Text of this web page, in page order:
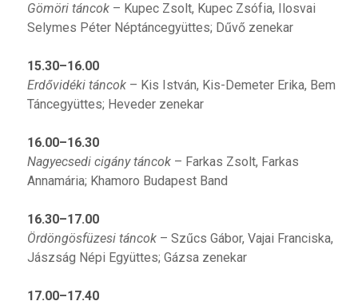
Gömöri táncok– Kupec Zsolt, Kupec Zsófia, Ilosvai
Selymes Péter Néptáncegyüttes; Dűvő zenekar
15.30–16.00
Erdővidéki táncok– Kis István, Kis-Demeter Erika, Bem
Táncegyüttes; Heveder zenekar
16.00–16.30
Nagyecsedi cigány táncok– Farkas Zsolt, Farkas
Annamária; Khamoro Budapest Band
16.30–17.00
Ördöngösfüzesi táncok– Szűcs Gábor, Vajai Franciska,
Jászság Népi Együttes; Gázsa zenekar
17.00–17.40